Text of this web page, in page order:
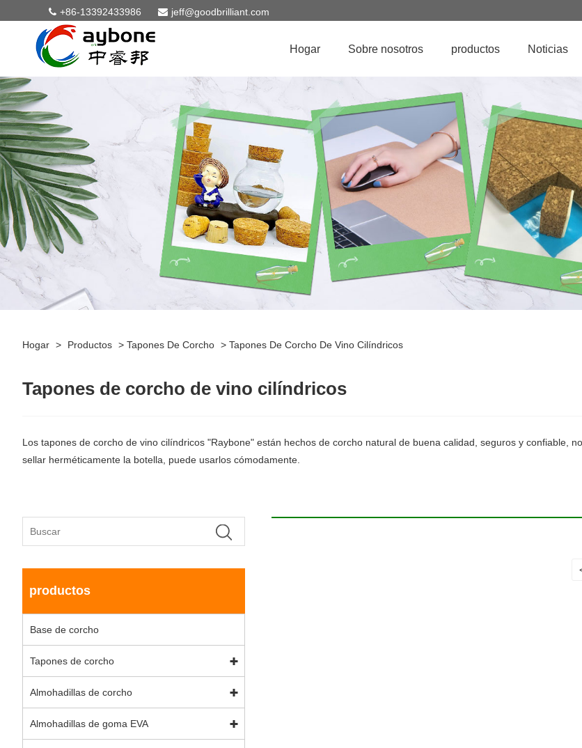
+86-13392433986 jeff@goodbrilliant.com
Hogar Sobre nosotros productos Noticias
Hogar > Productos > Tapones De Corcho > Tapones De Corcho De Vino Cilíndricos
Tapones de corcho de vino cilíndricos
Los tapones de corcho de vino cilíndricos "Raybone" están hechos de corcho natural de buena calidad, seguros y confiable,
sellar herméticamente la botella, puede usarlos cómodamente.
productos
Base de corcho
Tapones de corcho
Almohadillas de corcho
Almohadillas de goma EVA